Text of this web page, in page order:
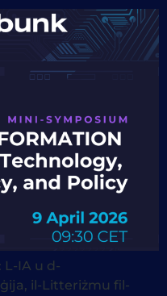
IA u d-
il-Litteriżmu fil-